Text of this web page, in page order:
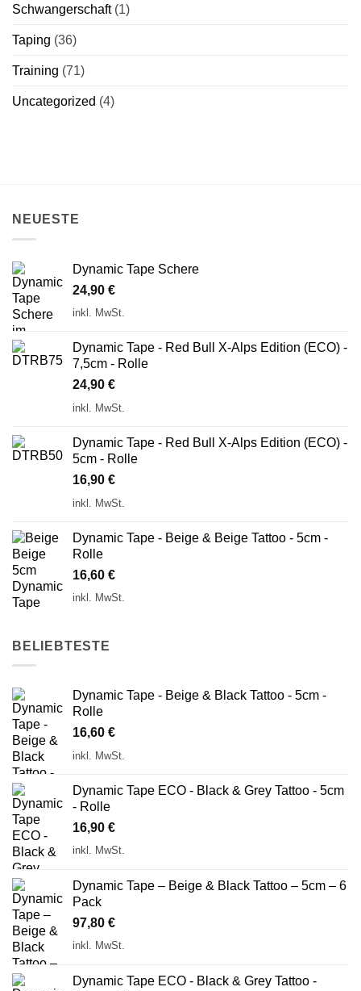
Schwangerschaft(1)
Taping (36)
Training (71)
Uncategorized (4)
NEUESTE
Dynamic Tape Schere
24,90 €
inkl. MwSt.
Dynamic Tape - Red Bull X-Alps Edition (ECO) -
7,5cm - Rolle
24,90 €
inkl. MwSt.
Dynamic Tape - Red Bull X-Alps Edition (ECO) -
5cm - Rolle
16,90 €
inkl. MwSt.
Dynamic Tape - Beige & Beige Tattoo - 5cm -
Rolle
16,60 €
inkl. MwSt.
BELIEBTESTE
Dynamic Tape - Beige & Black Tattoo - 5cm -
Rolle
16,60 €
inkl. MwSt.
Dynamic Tape ECO - Black & Grey Tattoo - 5cm
- Rolle
16,90 €
inkl. MwSt.
Dynamic Tape – Beige & Black Tattoo – 5cm – 6
Pack
97,80 €
inkl. MwSt.
Dynamic Tape ECO - Black & Grey Tattoo -